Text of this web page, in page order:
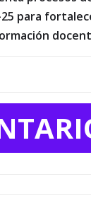
para